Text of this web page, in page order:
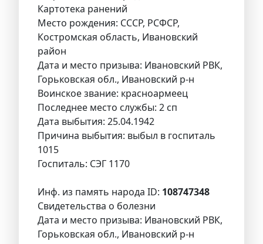
Картотека ранений
Место рождения: СССР, РСФСР,
Костромская область, Ивановский
район
Дата и место призыва: Ивановский РВК,
Горьковская обл., Ивановский р-н
Воинское звание: красноармеец
Последнее место службы: 2 сп
Дата выбытия: 25.04.1942
Причина выбытия: выбыл в госпиталь
1015
Госпиталь: СЭГ 1170
Инф. из память народа ID: 108747348
Свидетельства о болезни
Дата и место призыва: Ивановский РВК,
Горьковская обл., Ивановский р-н